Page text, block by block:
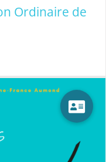
Ordinaire de